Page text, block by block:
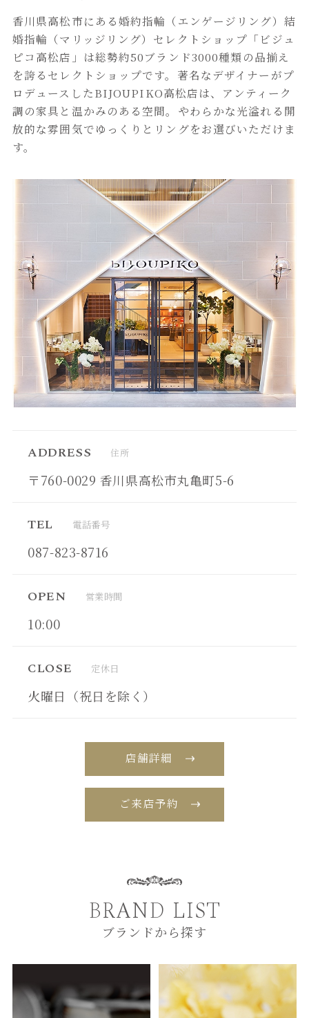
香川県高松市にある婚約指輪（エンゲージリング）結
婚指輪（マリッジリング）セレクトショップ「ビジュ
ピコ高松店」は総勢約50ブランド3000種類の品揃え
を誇るセレクトショップです。著名なデザイナーがプ
ロデュースしたBIJOUPIKO高松店は、アンティーク
調の家具と温かみのある空間。やわらかな光溢れる開
放的な雰囲気でゆっくりとリングをお選びいただけま
す。
ADDRESS 住所
〒760-0029 香川県高松市丸亀町5-6
TEL 電話番号
087-823-8716
OPEN 営業時間
10:00
CLOSE 定休日
火曜日（祝日を除く）
店舗詳細
ご来店予約
BRAND LIST
ブランドから探す